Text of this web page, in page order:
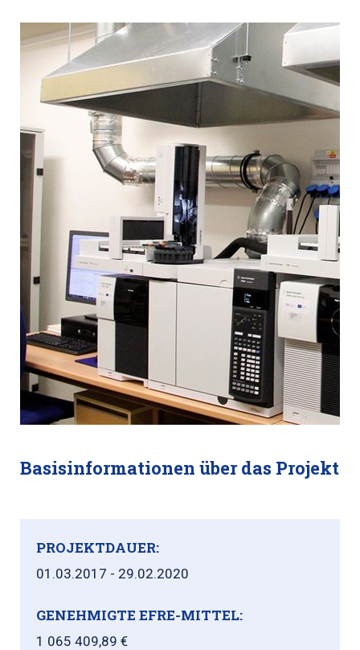
Basisinformationen über das Projekt
PROJEKTDAUER:
01.03.2017 - 29.02.2020
GENEHMIGTE EFRE-MITTEL:
1 065 409,89 €